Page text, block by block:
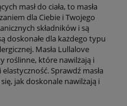
masł do ciała, to masła
dla Ciebie i Twojego
składników i są
doskonałe dla każdego typu
Masła Lullalove
roślinne, które nawilżają i
Sprawdź masła
jak doskonale nawilżają i